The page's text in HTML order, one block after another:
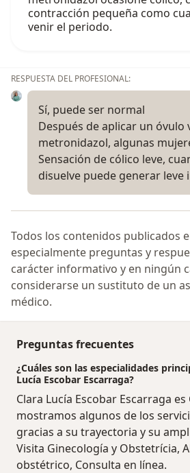
contracción pequeña como
venir el periodo.
RESPUESTA DEL PROFESIONAL:
Sí, puede ser normal
Después de aplicar un óvulo
metronidazol, algunas
Sensación de cólico leve,
disuelve puede generar
Todos los contenidos publicados
especialmente preguntas y
carácter informativo y en ningún
considerarse un sustituto de un
médico.
Preguntas frecuentes
¿Cuáles son las especialidades
Lucía Escobar Escarraga?
Clara Lucía Escobar Escarraga
mostramos algunos de los
gracias a su trayectoria y su
Visita Ginecología y Obstetrícia,
obstétrico, Consulta en línea.